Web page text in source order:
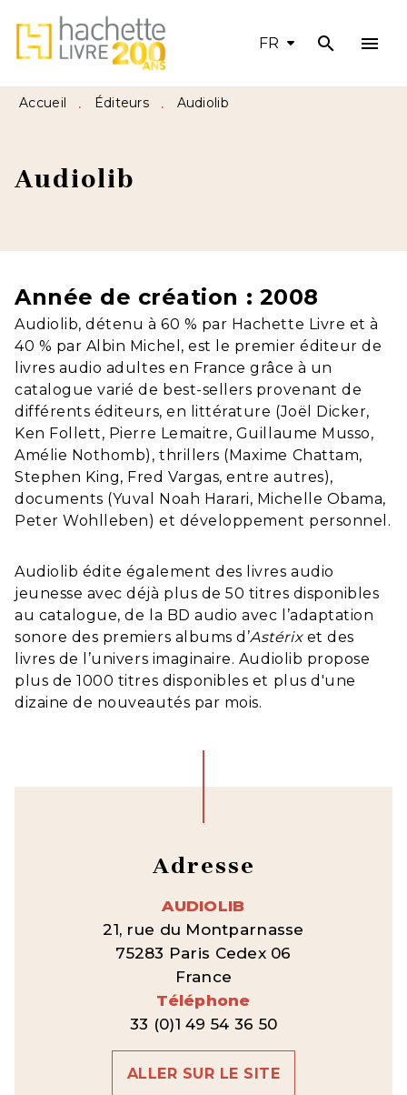
MENU RECHERCHE CONTENU
PIED DE PAGE
FR search menu
Accueil • Éditeurs • Audiolib
Audiolib
Année de création : 2008
Audiolib, détenu à 60 % par Hachette Livre et à
40 % par Albin Michel, est le premier éditeur de
livres audio adultes en France grâce à un
catalogue varié de best-sellers provenant de
différents éditeurs, en littérature (Joël Dicker,
Ken Follett, Pierre Lemaitre, Guillaume Musso,
Amélie Nothomb), thrillers (Maxime Chattam,
Stephen King, Fred Vargas, entre autres),
documents (Yuval Noah Harari, Michelle Obama,
Peter Wohlleben) et développement personnel.
Audiolib édite également des livres audio
jeunesse avec déjà plus de 50 titres disponibles
au catalogue, de la BD audio avec l’adaptation
sonore des premiers albums d’Astérixet des
livres de l’univers imaginaire. Audiolib propose
plus de 1000 titres disponibles et plus d'une
dizaine de nouveautés par mois.
Adresse
AUDIOLIB
21, rue du Montparnasse
75283 Paris Cedex 06
France
Téléphone
33 (0)1 49 54 36 50
ALLER SUR LE SITE